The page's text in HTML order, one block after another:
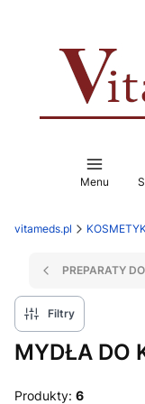
Menu
vitameds.pl
PREPARATY
Filtry
MYDŁA DO
Produkty: 6